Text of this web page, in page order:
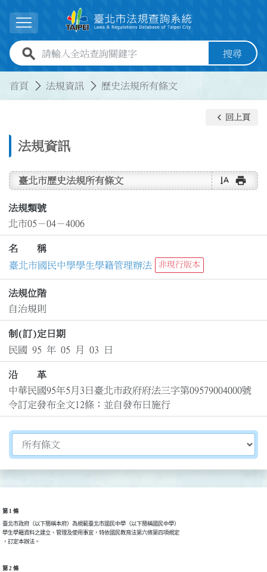
展開選單
全站查詢關鍵字欄位 搜尋
首頁 法規資訊 歷史法規所有條文
法規資訊
keyboard_arrow_left 回上頁
臺北市歷史法規所有條文 text_rotate_vertical print
法規類號
北市05－04－4006
名 稱
臺北市國民中學學生學籍管理辦法
非現行版本
法規位階
自治規則
制(訂)定日期
民國 95 年 05 月 03 日
沿 革
中華民國95年5月3日臺北市政府府法三字第09579004000號
令訂定發布全文12條；並自發布日施行
切換選擇法規資訊內容
第 1 條
臺北市政府（以下簡稱本府）為規範臺北市國民中學（以下簡稱國民中學）
學生學籍資料之建立、管理及使用事宜，特依國民教育法第六條第四項規定
，訂定本辦法。
第 2 條